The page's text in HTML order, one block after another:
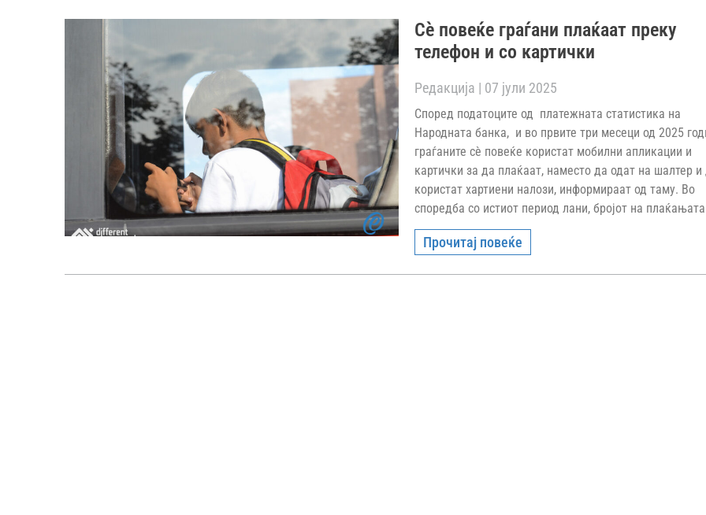
Сѐ повеќе граѓани плаќаат преку
телефон и со картички
Редакција 07 јули 2025
Според податоците од платежната статистика на
Народната банка, и во првите три месеци од 2025
граѓаните сѐ повеќе користат мобилни апликации и
картички за да плаќаат, наместо да одат на шалтер и
користат хартиени налози, информираат од таму. Во
споредба со истиот период лани, бројот на
Прочитај повеќе